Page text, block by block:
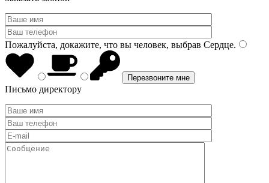
Пожалуйста, докажите, что вы человек, выбрав Сердце.
Письмо директору